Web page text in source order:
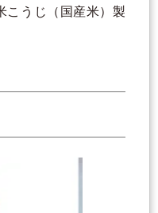
こうじ（国産米）製